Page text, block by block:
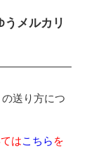
うメルカリ
送り方につ
はこちら を